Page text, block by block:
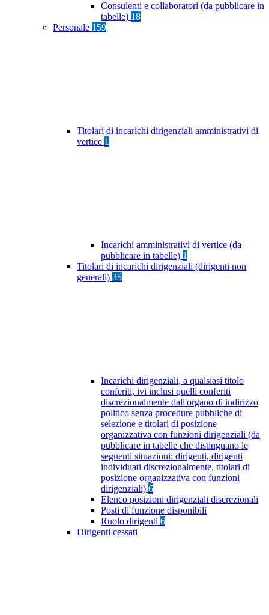
Consulenti e collaboratori (da pubblicare in
tabelle) 18
Personale 159
Titolari di incarichi dirigenziali amministrativi di
vertice 1
Incarichi amministrativi di vertice (da
pubblicare in tabelle) 1
Titolari di incarichi dirigenziali (dirigenti non
generali) 35
Incarichi dirigenziali, a qualsiasi titolo
conferiti, ivi inclusi quelli conferiti
discrezionalmente dall'organo di indirizzo
politico senza procedure pubbliche di
selezione e titolari di posizione
organizzativa con funzioni dirigenziali (da
pubblicare in tabelle che distinguano le
seguenti situazioni: dirigenti, dirigenti
individuati discrezionalmente, titolari di
posizione organizzativa con funzioni
dirigenziali) 6
Elenco posizioni dirigenziali discrezionali
Posti di funzione disponibili
Ruolo dirigenti 6
Dirigenti cessati